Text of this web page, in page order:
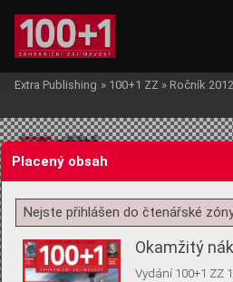
Žádost o souhlas s ukládáním
Extra Publishing » 100+1 ZZ » Ročník 2012
Placený obsah
Nejste přihlášen do čtenářské
Okamžitý
Vydání 100+1 ZZ